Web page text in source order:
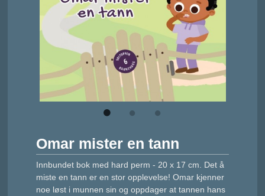
Omar mister en tann
Innbundet bok med hard perm - 20 x 17 cm. Det å
miste en tann er en stor opplevelse! Omar kjenner
noe løst i munnen sin og oppdager at tannen hans